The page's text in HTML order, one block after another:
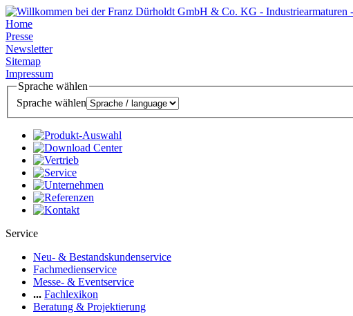
Home
Presse
Newsletter
Sitemap
Impressum
Sprache wählen
Sprache wählen
Service
Neu- & Bestandskundenservice
Fachmedienservice
Messe- & Eventservice
... Fachlexikon
Beratung & Projektierung